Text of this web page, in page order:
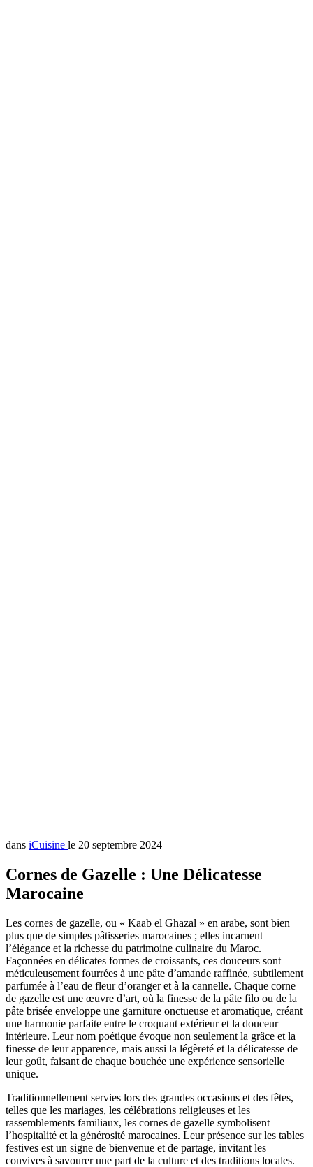
dans iCuisine le 20 septembre 2024
Cornes de Gazelle : Une Délicatesse
Marocaine
Les cornes de gazelle, ou « Kaab el Ghazal » en arabe, sont bien
plus que de simples pâtisseries marocaines ; elles incarnent
l’élégance et la richesse du patrimoine culinaire du Maroc.
Façonnées en délicates formes de croissants, ces douceurs sont
méticuleusement fourrées à une pâte d’amande raffinée, subtilement
parfumée à l’eau de fleur d’oranger et à la cannelle. Chaque corne
de gazelle est une œuvre d’art, où la finesse de la pâte filo ou de la
pâte brisée enveloppe une garniture onctueuse et aromatique, créant
une harmonie parfaite entre le croquant extérieur et la douceur
intérieure. Leur nom poétique évoque non seulement la grâce et la
finesse de leur apparence, mais aussi la légèreté et la délicatesse de
leur goût, faisant de chaque bouchée une expérience sensorielle
unique.
Traditionnellement servies lors des grandes occasions et des fêtes,
telles que les mariages, les célébrations religieuses et les
rassemblements familiaux, les cornes de gazelle symbolisent
l’hospitalité et la générosité marocaines. Leur présence sur les tables
festives est un signe de bienvenue et de partage, invitant les
convives à savourer une part de la culture et des traditions locales.